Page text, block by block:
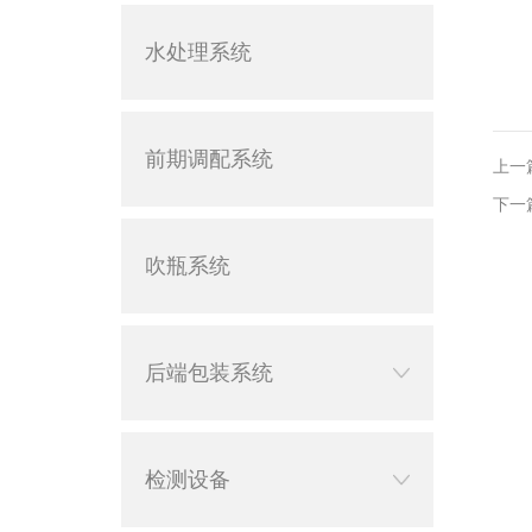
水处理系统
前期调配系统
吹瓶系统
后端包装系统
检测设备
上
下一